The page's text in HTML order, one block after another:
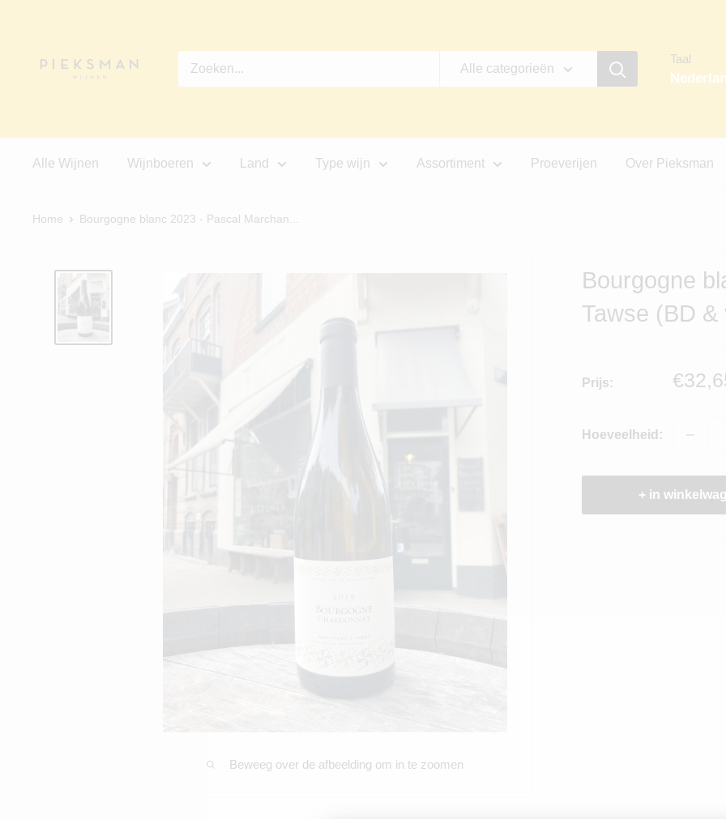
Alle categorieën
Taal
Alle Wijnen Wijnboeren Land Type wijn Assortiment Proeverijen Over Pieksman
Home Bourgogne blanc 2023 - Pascal Marchan...
Beweeg over de afbeelding om in te zoomen
Bourgogne
Tawse (BD &
Prijs:
Hoeveelheid:
+ in